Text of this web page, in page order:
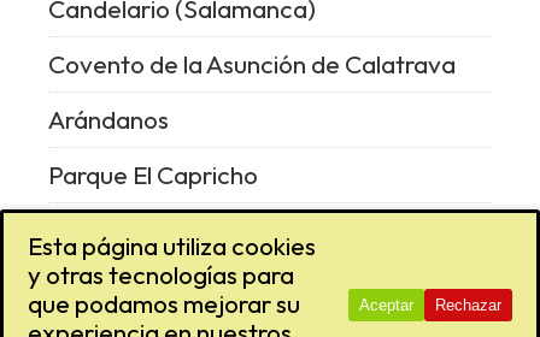
Candelario (Salamanca)
Covento de la Asunción de Calatrava
Arándanos
Parque El Capricho
Vencejo
Esta página utiliza cookies
y otras tecnologías para
que podamos mejorar su
Aceptar Rechazar